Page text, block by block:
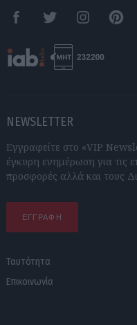
FacebookTwitter Instagram
NEWSLETTER
Εγγραφείτε στο «VIP
έγκυρη ενημέρωση για τις
προσφορές αλλά και τους
ΕΓΓΡΑΦΗ
Ταυτότητα
Επικοινωνία